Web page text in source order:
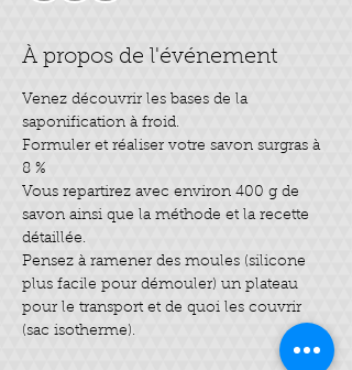
À propos de l'événement
Venez découvrir les bases de la
saponification à froid.
Formuler et réaliser votre savon surgras à
8 %
Vous repartirez avec environ 400 g de
savon ainsi que la méthode et la recette
détaillée.
Pensez à ramener des moules (silicone
plus facile pour démouler) un plateau
pour le transport et de quoi les couvrir
(sac isotherme).